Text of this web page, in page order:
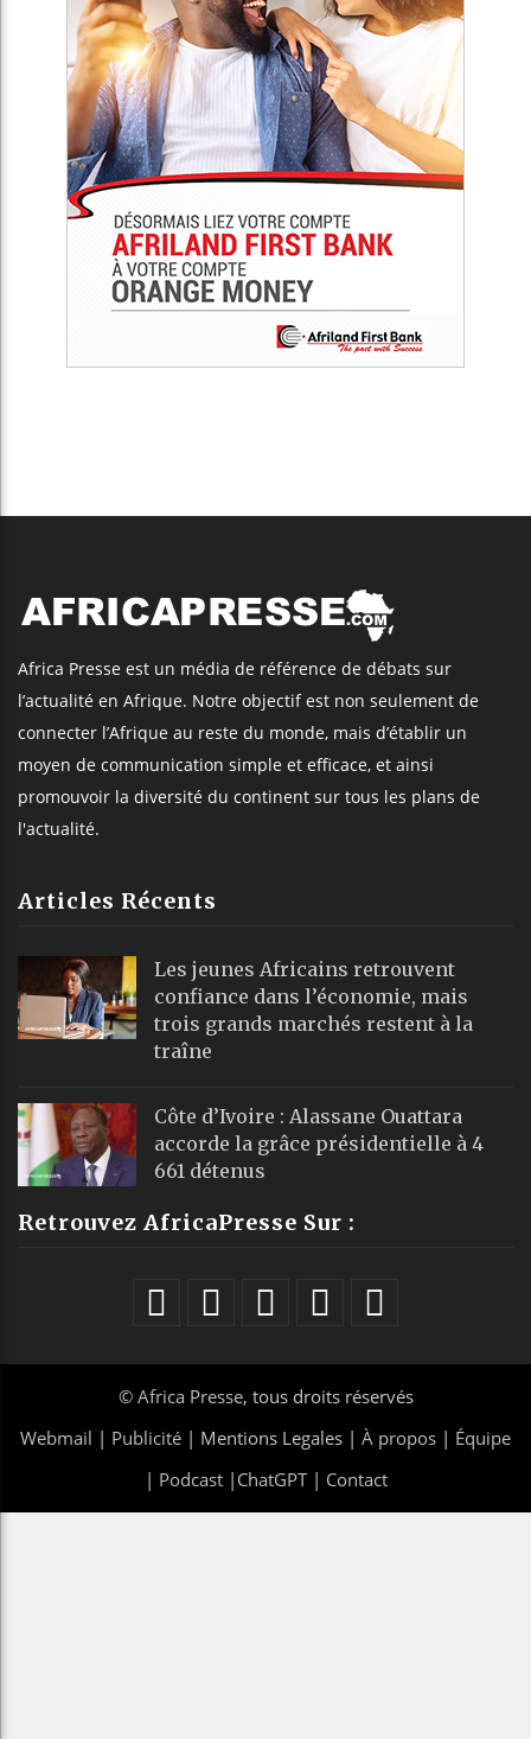
Africa Presse est un média de référence de débats sur
l’actualité en Afrique. Notre objectif est non seulement de
connecter l’Afrique au reste du monde, mais d’établir un
moyen de communication simple et efficace, et ainsi
promouvoir la diversité du continent sur tous les plans de
l'actualité.
Articles Récents
Les jeunes Africains retrouvent
confiance dans l’économie, mais
trois grands marchés restent à la
traîne
Côte d’Ivoire : Alassane Ouattara
accorde la grâce présidentielle à 4
661 détenus
Retrouvez AfricaPresse Sur :
© Africa Presse, tous droits réservés
Webmail | Publicité | Mentions Legales | À propos | Équipe
| Podcast| ChatGPT| Contact